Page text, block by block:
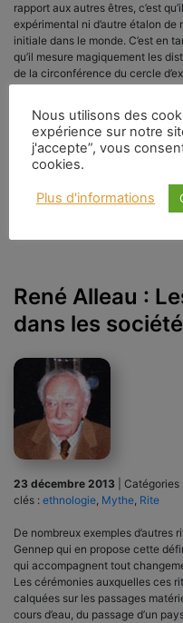
rapport aux autres êtres, c’est
expérimental ni d’autre étalon
initiale dans le monde. C’est en
qu’il mesure magiquement les
de la circonférence du cercle
puissance suprême : celle du
René Alleau :
dans les
23 décembre 2013 Catégories
clés : ethnologie, Mythe, Rite
De nombreux exemples d’autres
Gennep qui en propose cette
qui accompagnent tout
Les céré­monies auxquelles ces
calquées sur les passages
cours d’eau, du passage d’un
Nous utilisons des
expérience sur notre
j'accepte”, vous
cookies.
Plus d'informations